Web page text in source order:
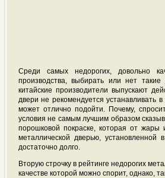
Среди самых недорогих, довольно
производства, выбирать или нет
китайские производители выпускают
двери не рекомендуется устанавливать
может отлично подойти. Почему,
условия не самым лучшим образом
порошковой покраске, которая от жары
металлической дверью,
достаточно долго.
Вторую строчку в рейтинге недорогих
качестве которой можно спорит, однако,